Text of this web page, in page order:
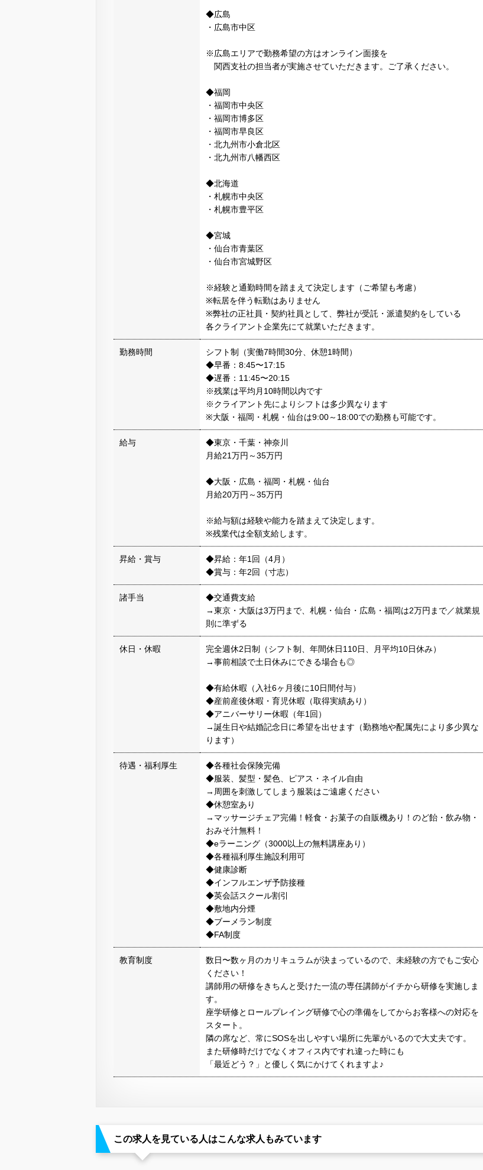
◆広島
・広島市中区
※広島エリアで勤務希望の方はオンライン面接を
関西支社の担当者が実施させていただきます。ご了承ください。
◆福岡
・福岡市中央区
・福岡市博多区
・福岡市早良区
・北九州市小倉北区
・北九州市八幡西区
◆北海道
・札幌市中央区
・札幌市豊平区
◆宮城
・仙台市青葉区
・仙台市宮城野区
※経験と通勤時間を踏まえて決定します（ご希望も考慮）
※転居を伴う転勤はありません
※弊社の正社員・契約社員として、弊社が受託・派遣契約をしている
各クライアント企業先にて就業いただきます。
勤務時間
シフト制（実働7時間30分、休憩1時間）
◆早番：8:45〜17:15
◆遅番：11:45〜20:15
※残業は平均月10時間以内です
※クライアント先によりシフトは多少異なります
※大阪・福岡・札幌・仙台は9:00～18:00での勤務も可能です。
給与
◆東京・千葉・神奈川
月給21万円～35万円
◆大阪・広島・福岡・札幌・仙台
月給20万円～35万円
※給与額は経験や能力を踏まえて決定します。
※残業代は全額支給します。
昇給・賞与
◆昇給：年1回（4月）
◆賞与：年2回（寸志）
諸手当
◆交通費支給
→東京・大阪は3万円まで、札幌・仙台・広島・福岡は2万円まで／就業規
則に準ずる
休日・休暇
完全週休2日制（シフト制、年間休日110日、月平均10日休み）
→事前相談で土日休みにできる場合も◎
◆有給休暇（入社6ヶ月後に10日間付与）
◆産前産後休暇・育児休暇（取得実績あり）
◆アニバーサリー休暇（年1回）
→誕生日や結婚記念日に希望を出せます（勤務地や配属先により多少異な
ります）
待遇・福利厚生
◆各種社会保険完備
◆服装、髪型・髪色、ピアス・ネイル自由
→周囲を刺激してしまう服装はご遠慮ください
◆休憩室あり
→マッサージチェア完備！軽食・お菓子の自販機あり！のど飴・飲み物・
おみそ汁無料！
◆eラーニング（3000以上の無料講座あり）
◆各種福利厚生施設利用可
◆健康診断
◆インフルエンザ予防接種
◆英会話スクール割引
◆敷地内分煙
◆ブーメラン制度
◆FA制度
教育制度
数日〜数ヶ月のカリキュラムが決まっているので、未経験の方でもご安心
ください！
講師用の研修をきちんと受けた一流の専任講師がイチから研修を実施しま
す。
座学研修とロールプレイング研修で心の準備をしてからお客様への対応を
スタート。
隣の席など、常にSOSを出しやすい場所に先輩がいるので大丈夫です。
また研修時だけでなくオフィス内ですれ違った時にも
「最近どう？」と優しく気にかけてくれますよ♪
この求人を見ている人はこんな求人もみています